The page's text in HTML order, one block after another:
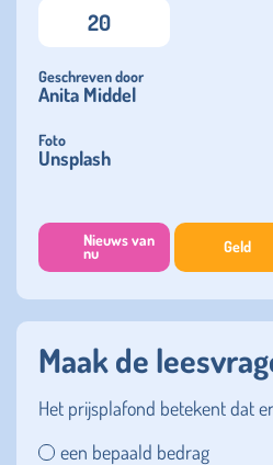
20
Geschreven door
Anita Middel
Foto
Unsplash
Nieuws van
nu Geld
Maak de
Het prijsplafond betekent dat
een bepaald bedrag